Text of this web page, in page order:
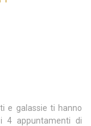
e galassie ti hanno
4 appuntamenti di